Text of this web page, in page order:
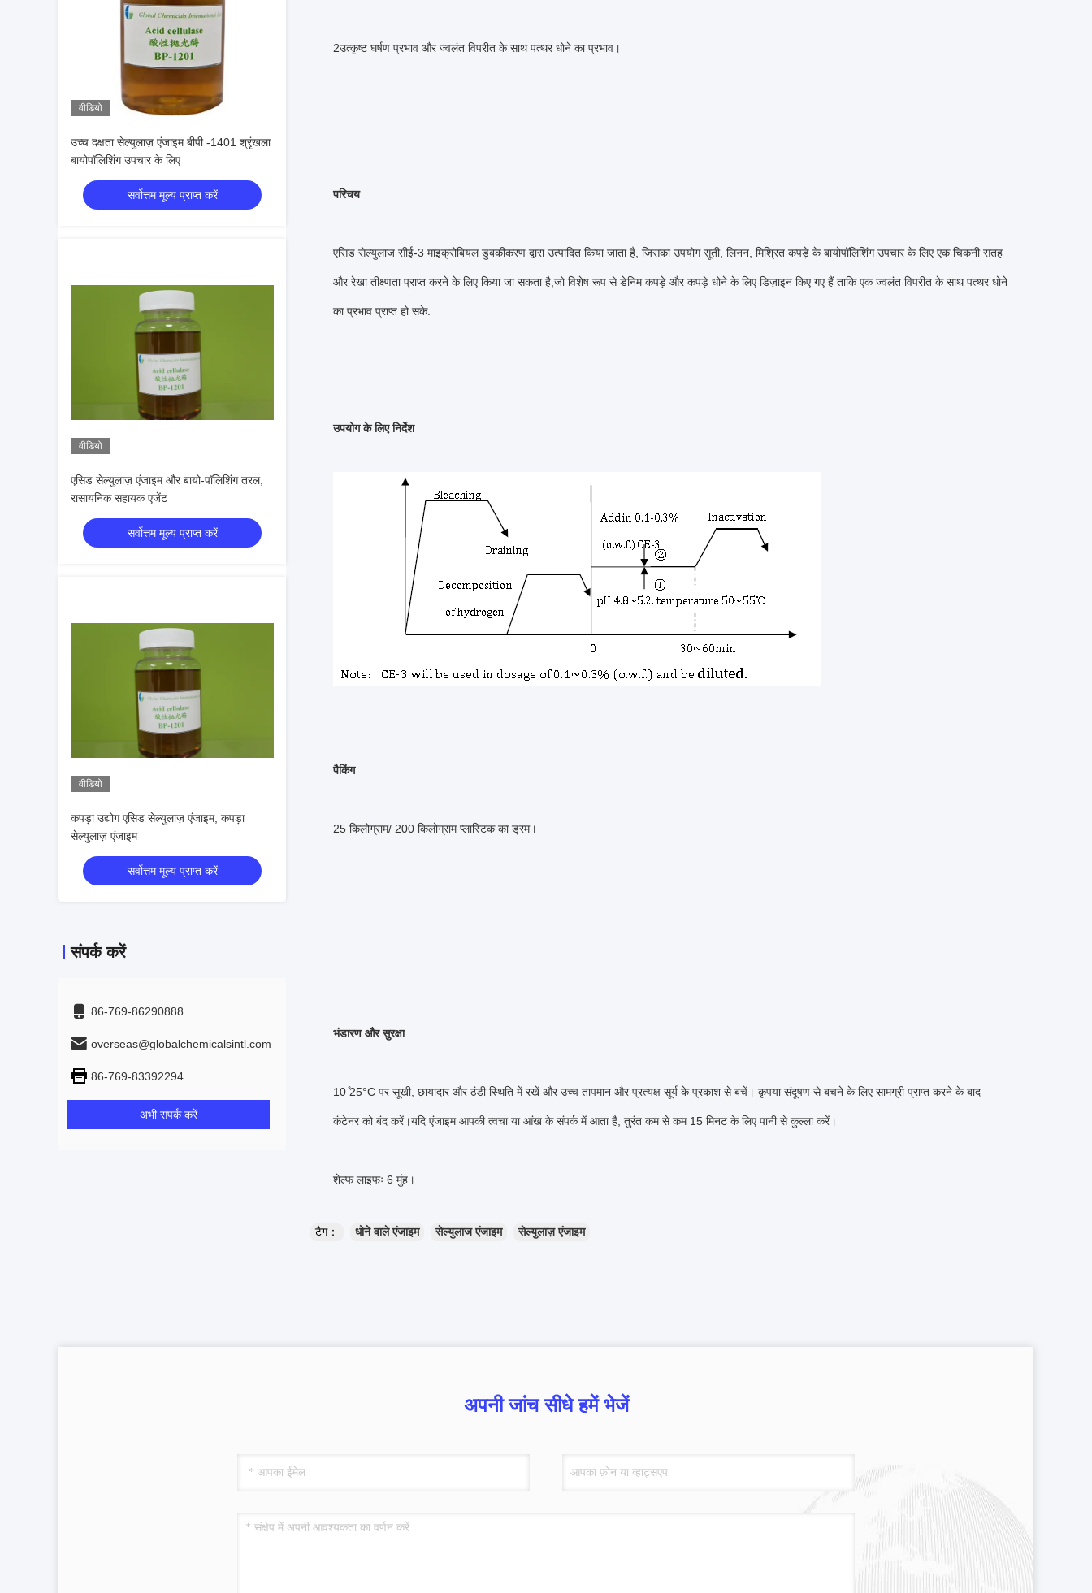
वीडियो
उच्च दक्षता सेल्युलाज़ एंजाइम बीपी -1401 श्रृंखला
बायोपॉलिशिंग उपचार के लिए
सर्वोत्तम मूल्य प्राप्त करें
वीडियो
एसिड सेल्युलाज़ एंजाइम और बायो-पॉलिशिंग तरल,
रासायनिक सहायक एजेंट
सर्वोत्तम मूल्य प्राप्त करें
वीडियो
कपड़ा उद्योग एसिड सेल्युलाज़ एंजाइम, कपड़ा
सेल्युलाज़ एंजाइम
सर्वोत्तम मूल्य प्राप्त करें
संपर्क करें
86-769-86290888
overseas@globalchemicalsintl.com
86-769-83392294
अभी संपर्क करें
2उत्कृष्ट घर्षण प्रभाव और ज्वलंत विपरीत के साथ पत्थर धोने का प्रभाव।
परिचय
एसिड सेल्युलाज सीई-3 माइक्रोबियल डुबकीकरण द्वारा उत्पादित किया जाता है, जिसका उपयोग सूती, लिनन, मिश्रित कपड़े के बायोपॉलिशिंग उपचार के लिए एक चिकनी सतह
और रेखा तीक्ष्णता प्राप्त करने के लिए किया जा सकता है,जो विशेष रूप से डेनिम कपड़े और कपड़े धोने के लिए डिज़ाइन किए गए हैं ताकि एक ज्वलंत विपरीत के साथ पत्थर धोने
का प्रभाव प्राप्त हो सके.
उपयोग के लिए निर्देश
पैकिंग
25 किलोग्राम/ 200 किलोग्राम प्लास्टिक का ड्रम।
भंडारण और सुरक्षा
10 ̊25°C पर सूखी, छायादार और ठंडी स्थिति में रखें और उच्च तापमान और प्रत्यक्ष सूर्य के प्रकाश से बचें। कृपया संदूषण से बचने के लिए सामग्री प्राप्त करने के बाद
कंटेनर को बंद करें।यदि एंजाइम आपकी त्वचा या आंख के संपर्क में आता है, तुरंत कम से कम 15 मिनट के लिए पानी से कुल्ला करें।
शेल्फ लाइफः 6 मुंह।
टैग： धोने वाले एंजाइम सेल्युलाज एंजाइम सेल्युलाज़ एंजाइम
अपनी जांच सीधे हमें भेजें